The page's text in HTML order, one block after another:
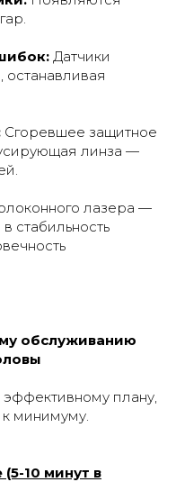
Датчики
останавливая
Сгоревшее защитное
линза —
лазера —
стабильность
обслуживанию
плану,
минимуму.
10 минут в